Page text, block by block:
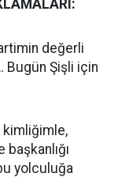
değerli
Bugün Şişli için
kimliğimle,
yolculuğa